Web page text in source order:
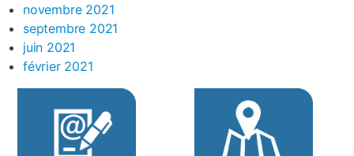
novembre 2021
septembre 2021
juin 2021
février 2021